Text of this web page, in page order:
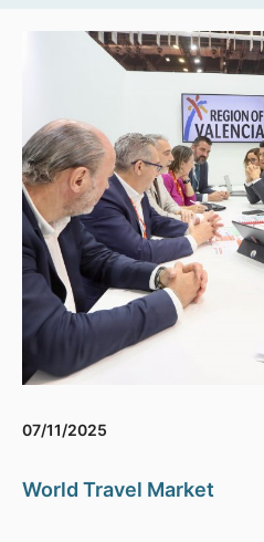
07/11/2025
World Travel Market